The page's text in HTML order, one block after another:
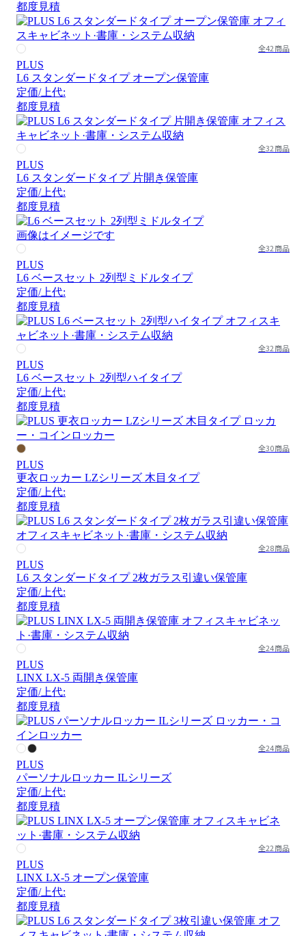
都度見積
全42商品
PLUS
L6 スタンダードタイプ オープン保管庫
定価/上代:
都度見積
全32商品
PLUS
L6 スタンダードタイプ 片開き保管庫
定価/上代:
都度見積
画像はイメージです
全32商品
PLUS
L6 ベースセット 2列型ミドルタイプ
定価/上代:
都度見積
全32商品
PLUS
L6 ベースセット 2列型ハイタイプ
定価/上代:
都度見積
全30商品
PLUS
更衣ロッカー LZシリーズ 木目タイプ
定価/上代:
都度見積
全28商品
PLUS
L6 スタンダードタイプ 2枚ガラス引違い保管庫
定価/上代:
都度見積
全24商品
PLUS
LINX LX-5 両開き保管庫
定価/上代:
都度見積
全24商品
PLUS
パーソナルロッカー ILシリーズ
定価/上代:
都度見積
全22商品
PLUS
LINX LX-5 オープン保管庫
定価/上代:
都度見積